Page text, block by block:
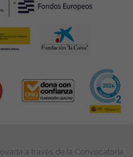
a través de la Convocatoria